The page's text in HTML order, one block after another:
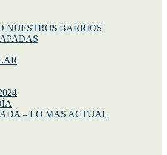
NUESTROS BARRIOS
– LO MAS ACTUAL